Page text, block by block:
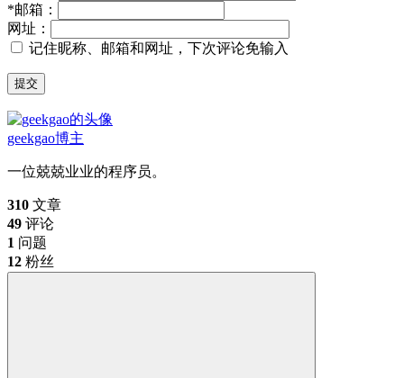
*邮箱：
网址：
记住昵称、邮箱和网址，下次评论免输入
提交
geekgao博主
一位兢兢业业的程序员。
310 文章
49 评论
1 问题
12 粉丝